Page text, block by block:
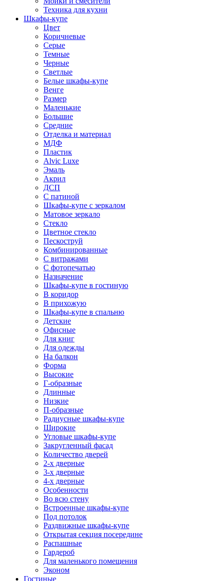
Техника для кухни
Шкафы-купе
Цвет
Коричневые
Серые
Темные
Черные
Светлые
Белые шкафы-купе
Венге
Размер
Маленькие
Большие
Средние
Отделка и материал
МДФ
Пластик
Alvic Luxe
Эмаль
Акрил
ДСП
С патиной
Шкафы-купе с зеркалом
Матовое зеркало
Стекло
Цветное стекло
Пескоструй
Комбинированные
С витражами
С фотопечатью
Назначение
Шкафы-купе в гостиную
В коридор
В прихожую
Шкафы-купе в спальню
Детские
Офисные
Для книг
Для одежды
На балкон
Форма
Высокие
Г-образные
Длинные
Низкие
П-образные
Радиусные шкафы-купе
Широкие
Угловые шкафы-купе
Закругленный фасад
Количество дверей
2-х дверные
3-х дверные
4-х дверные
Особенности
Во всю стену
Встроенные шкафы-купе
Под потолок
Раздвижные шкафы-купе
Открытая секция посередине
Распашные
Гардероб
Для маленького помещения
Эконом
Гостиные